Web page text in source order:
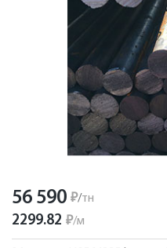
56 590 ₽/тн
2299.82 ₽/м